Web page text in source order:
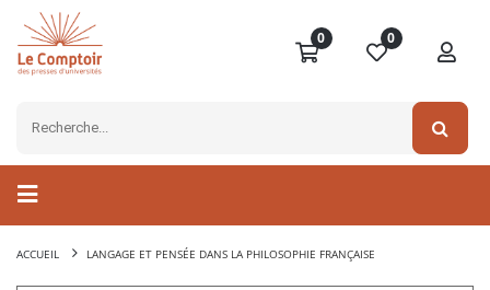
0 0
ACCUEIL LANGAGE ET PENSÉE DANS LA PHILOSOPHIE FRANÇAISE